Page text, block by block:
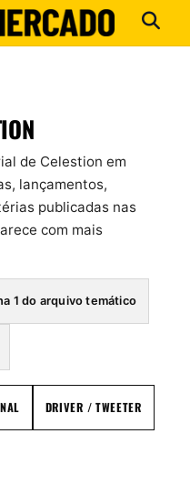
de Celestion em
lançamentos,
publicadas nas
com mais
1 do arquivo temático
DRIVER / TWEETER